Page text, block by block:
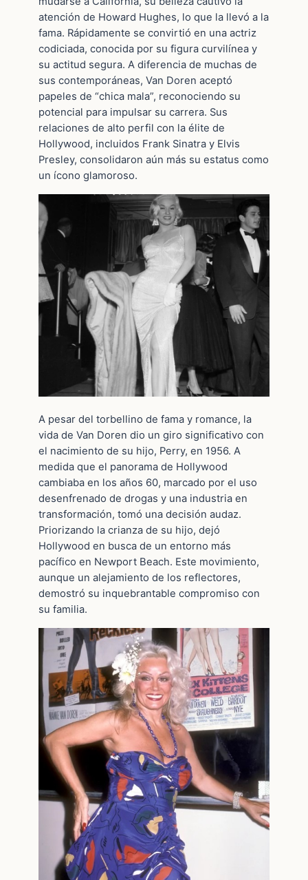
atención de Howard Hughes, lo que la llevó a la
fama. Rápidamente se convirtió en una actriz
codiciada, conocida por su figura curvilínea y
su actitud segura. A diferencia de muchas de
sus contemporáneas, Van Doren aceptó
papeles de “chica mala”, reconociendo su
potencial para impulsar su carrera. Sus
relaciones de alto perfil con la élite de
Hollywood, incluidos Frank Sinatra y Elvis
Presley, consolidaron aún más su estatus como
un ícono glamoroso.
A pesar del torbellino de fama y romance, la
vida de Van Doren dio un giro significativo con
el nacimiento de su hijo, Perry, en 1956. A
medida que el panorama de Hollywood
cambiaba en los años 60, marcado por el uso
desenfrenado de drogas y una industria en
transformación, tomó una decisión audaz.
Priorizando la crianza de su hijo, dejó
Hollywood en busca de un entorno más
pacífico en Newport Beach. Este movimiento,
aunque un alejamiento de los reflectores,
demostró su inquebrantable compromiso con
su familia.